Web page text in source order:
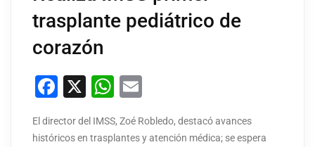
trasplante pediátrico de
corazón
Facebook
X WhatsApp
El director del IMSS, Zoé Robledo, destacó avances
históricos en trasplantes y atención médica; se espera